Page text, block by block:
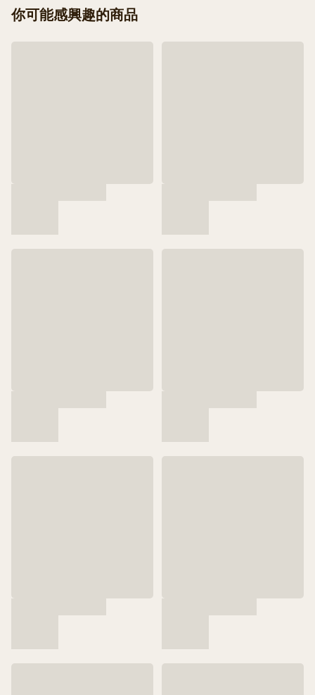
你可能感興趣的商品